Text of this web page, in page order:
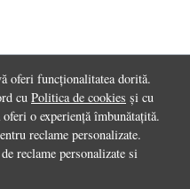
oferi funcționalitatea dorită.
cu Politica de cookies și cu
o experiență îmbunătațită.
reclame personalizate.
reclame personalizate si